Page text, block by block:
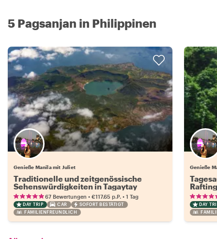
5 Pagsanjan in Philippinen
Genieße Manila mit Juliet
Traditionelle und zeitgenössische
Sehenswürdigkeiten in Tagaytay
67 Bewertungen • €117.65 p.P. • 1 Tag
DAY TRIP CAR
SOFORT BESTÄTIGT
FAMILIENFREUNDLICH
Genieße
Rafting
DAY